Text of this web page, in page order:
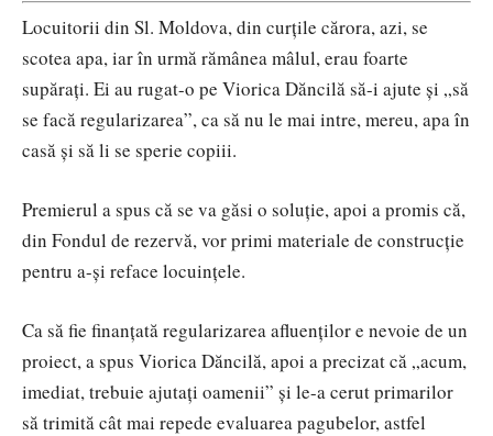
Locuitorii din Sl. Moldova, din curțile cărora, azi, se
scotea apa, iar în urmă rămânea mâlul, erau foarte
supărați. Ei au rugat-o pe Viorica Dăncilă să-i ajute și „să
se facă regularizarea”, ca să nu le mai intre, mereu, apa în
casă și să li se sperie copiii.
Premierul a spus că se va găsi o soluție, apoi a promis că,
din Fondul de rezervă, vor primi materiale de construcție
pentru a-și reface locuințele.
Ca să fie finanțată regularizarea afluenților e nevoie de un
proiect, a spus Viorica Dăncilă, apoi a precizat că „acum,
imediat, trebuie ajutați oamenii” și le-a cerut primarilor
să trimită cât mai repede evaluarea pagubelor, astfel